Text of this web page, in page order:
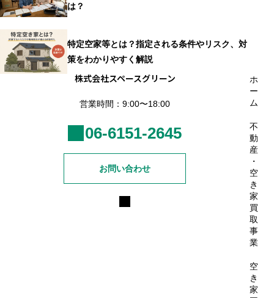
は？
特定空家等とは？指定される条件やリスク、対
策をわかりやすく解説
株式会社スペースグリーン
営業時間：9:00〜18:00
06-6151-2645
お問い合わせ
ホ
ー
ム
不
動
産
・
空
き
家
買
取
事
業
空
き
家